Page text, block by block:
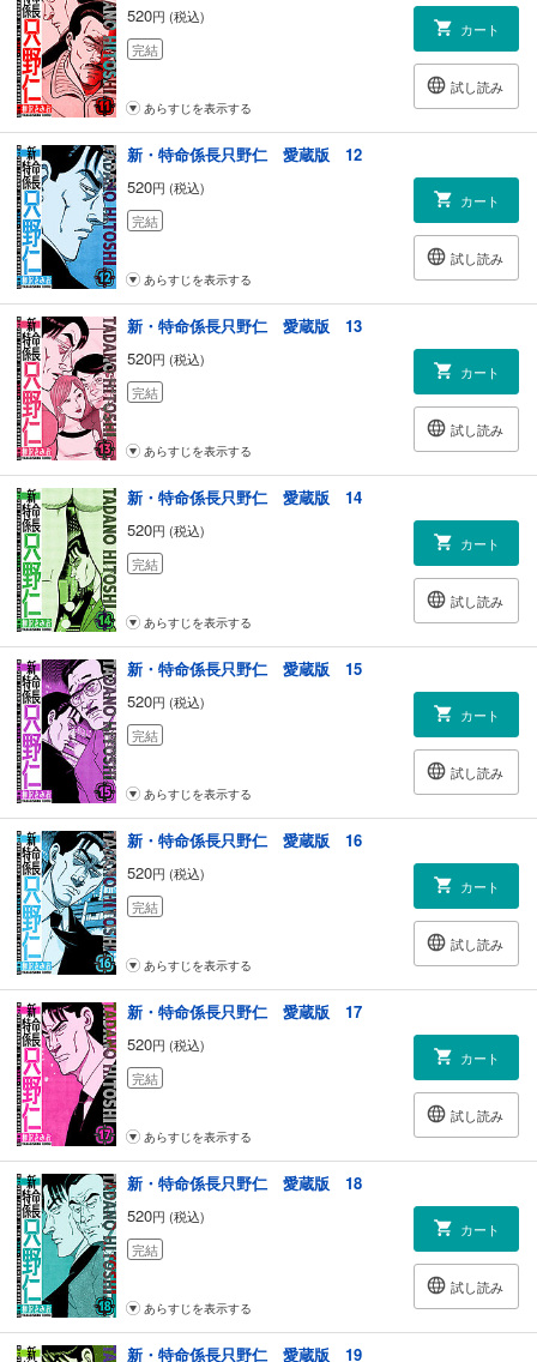
520円 (税込)
完結
カート
試し読み
あらすじを表示する
新・特命係長只野仁 愛蔵版 12
520円 (税込)
完結
カート
試し読み
あらすじを表示する
新・特命係長只野仁 愛蔵版 13
520円 (税込)
完結
カート
試し読み
あらすじを表示する
新・特命係長只野仁 愛蔵版 14
520円 (税込)
完結
カート
試し読み
あらすじを表示する
新・特命係長只野仁 愛蔵版 15
520円 (税込)
完結
カート
試し読み
あらすじを表示する
新・特命係長只野仁 愛蔵版 16
520円 (税込)
完結
カート
試し読み
あらすじを表示する
新・特命係長只野仁 愛蔵版 17
520円 (税込)
完結
カート
試し読み
あらすじを表示する
新・特命係長只野仁 愛蔵版 18
520円 (税込)
完結
カート
試し読み
あらすじを表示する
新・特命係長只野仁 愛蔵版 19